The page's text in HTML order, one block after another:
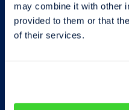
may combine it with other
provided to them or that
of their services.
údajů